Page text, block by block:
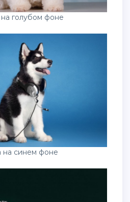
голубом фоне
на синем фоне